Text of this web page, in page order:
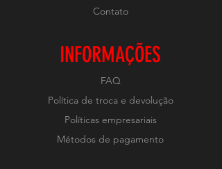
Contato
INFORMAÇÕES
FAQ
Política de troca e devolução
Políticas empresariais
Métodos de pagamento